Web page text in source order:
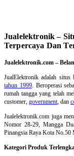
Jualelektronik –
Terpercaya Dan
Jualelektronik.com –
JualElektronik adalah situs
tahun 1999. Beroperasi
rumah tangga yang telah
customer, government , dan
Jualelektronik.com juga
Nomor 28-29, Mangga
Pinangsia Raya Kota No.50
Kategori Produk